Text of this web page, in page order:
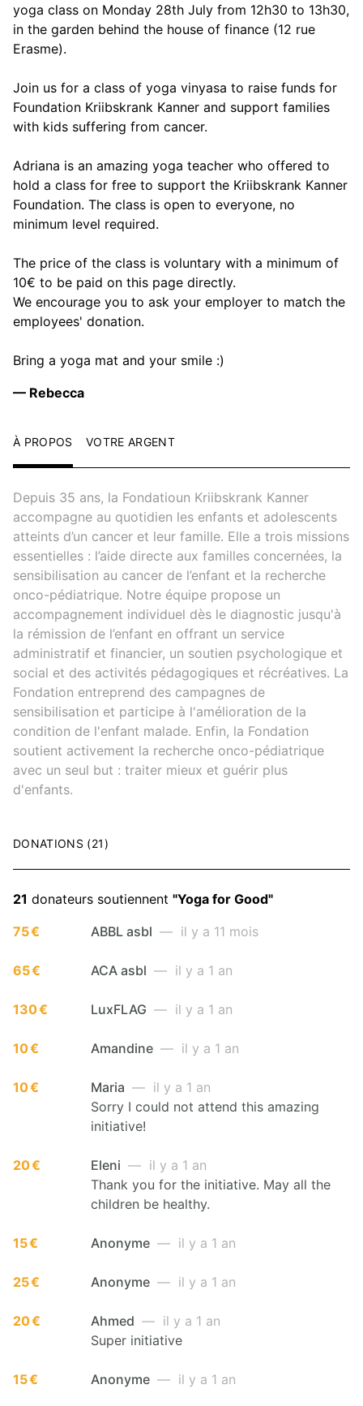
yoga class on Monday 28th July from 12h30 to 13h30,
in the garden behind the house of finance (12 rue
Erasme).
Join us for a class of yoga vinyasa to raise funds for
Foundation Kriibskrank Kanner and support families
with kids suffering from cancer.
Adriana is an amazing yoga teacher who offered to
hold a class for free to support the Kriibskrank Kanner
Foundation. The class is open to everyone, no
minimum level required.
The price of the class is voluntary with a minimum of
10€ to be paid on this page directly.
We encourage you to ask your employer to match the
employees' donation.
Bring a yoga mat and your smile :)
— Rebecca
À PROPOS VOTRE ARGENT
Depuis 35 ans, la Fondatioun Kriibskrank Kanner
accompagne au quotidien les enfants et adolescents
atteints d’un cancer et leur famille. Elle a trois missions
essentielles : l’aide directe aux familles concernées, la
sensibilisation au cancer de l’enfant et la recherche
onco-pédiatrique. Notre équipe propose un
accompagnement individuel dès le diagnostic jusqu'à
la rémission de l’enfant en offrant un service
administratif et financier, un soutien psychologique et
social et des activités pédagogiques et récréatives. La
Fondation entreprend des campagnes de
sensibilisation et participe à l'amélioration de la
condition de l'enfant malade. Enfin, la Fondation
soutient activement la recherche onco-pédiatrique
avec un seul but : traiter mieux et guérir plus
d'enfants.
DONATIONS (21)
21 donateurs soutiennent "Yoga for Good"
75 €
ABBL asbl — il y a 11 mois
65 € ACA asbl — il y a 1 an
130 € LuxFLAG — il y a 1 an
10 € Amandine — il y a 1 an
10 € Maria — il y a 1 an
Sorry I could not attend this amazing
initiative!
20 € Eleni — il y a 1 an
Thank you for the initiative. May all the
children be healthy.
15 € Anonyme — il y a 1 an
25 € Anonyme — il y a 1 an
20 € Ahmed — il y a 1 an
Super initiative
15 € Anonyme — il y a 1 an